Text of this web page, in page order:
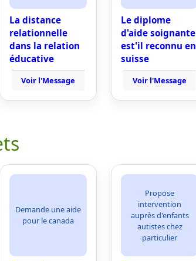
La distance
relationnelle
dans la relation
éducative
Voir l'Message
Le diplome
d'aide soignante
est'il reconnu en
suisse
Voir l'Message
Demande une aide
pour le canada
Propose
intervention
auprès d'enfants
autistes chez
particulier